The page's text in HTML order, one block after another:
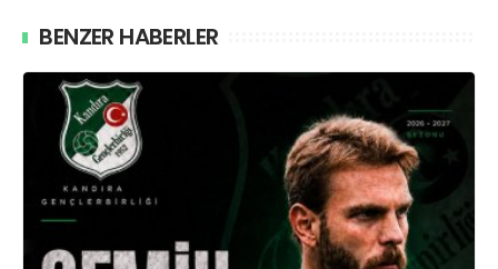
BENZER HABERLER